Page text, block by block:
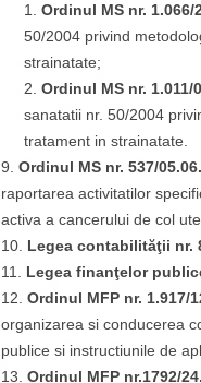
Ordinul MS nr. 1.066/
50/2004 privind
strainatate;
Ordinul MS nr. 1.011/
sanatatii nr. 50/2004
tratament in strainatate.
Ordinul MS nr. 537/
raportarea activitatilor
activa a cancerului de col
Legea contabilităţii nr.
Legea finanţelor
Ordinul MFP nr. 1.917/
organizarea si conducerea
publice si instructiunile de
Ordinul MFP nr.1792/